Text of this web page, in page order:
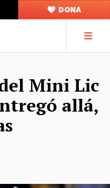
DONA
Mini Lic
allá,